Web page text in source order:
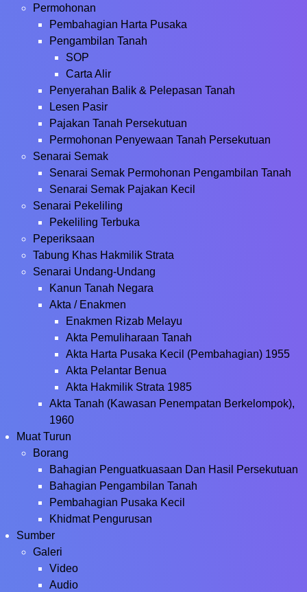
Permohonan
Pembahagian Harta Pusaka
Pengambilan Tanah
SOP
Carta Alir
Penyerahan Balik & Pelepasan Tanah
Lesen Pasir
Pajakan Tanah Persekutuan
Permohonan Penyewaan Tanah Persekutuan
Senarai Semak
Senarai Semak Permohonan Pengambilan Tanah
Senarai Semak Pajakan Kecil
Senarai Pekeliling
Pekeliling Terbuka
Peperiksaan
Tabung Khas Hakmilik Strata
Senarai Undang-Undang
Kanun Tanah Negara
Akta / Enakmen
Enakmen Rizab Melayu
Akta Pemuliharaan Tanah
Akta Harta Pusaka Kecil (Pembahagian) 1955
Akta Pelantar Benua
Akta Hakmilik Strata 1985
Akta Tanah (Kawasan Penempatan Berkelompok),
1960
Muat Turun
Borang
Bahagian Penguatkuasaan Dan Hasil Persekutuan
Bahagian Pengambilan Tanah
Pembahagian Pusaka Kecil
Khidmat Pengurusan
Sumber
Galeri
Video
Audio